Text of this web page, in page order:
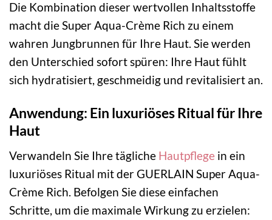
Die Kombination dieser wertvollen Inhaltsstoffe
macht die Super Aqua-Crème Rich zu einem
wahren Jungbrunnen für Ihre Haut. Sie werden
den Unterschied sofort spüren: Ihre Haut fühlt
sich hydratisiert, geschmeidig und revitalisiert an.
Anwendung: Ein luxuriöses Ritual für Ihre
Haut
Verwandeln Sie Ihre tägliche Hautpflege in ein
luxuriöses Ritual mit der GUERLAIN Super Aqua-
Crème Rich. Befolgen Sie diese einfachen
Schritte, um die maximale Wirkung zu erzielen: